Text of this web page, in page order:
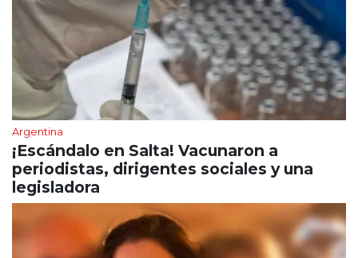
Argentina
¡Escándalo en Salta! Vacunaron a
periodistas, dirigentes sociales y una
legisladora